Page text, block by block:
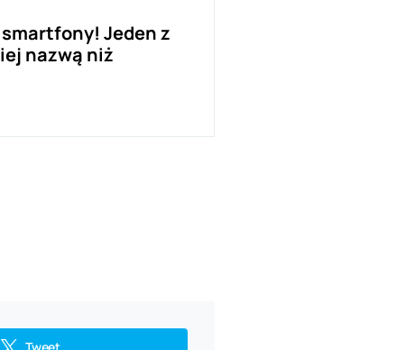
smartfony! Jeden z
nazwą niż